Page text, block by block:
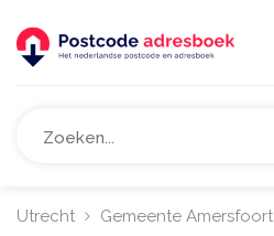
Utrecht Gemeente Amersfoort